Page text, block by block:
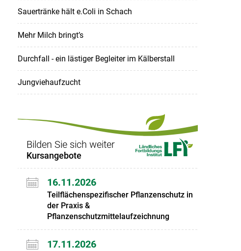
Sauertränke hält e.Coli in Schach
Mehr Milch bringt’s
Durchfall - ein lästiger Begleiter im Kälberstall
Jungviehaufzucht
Bilden Sie sich weiter
Kursangebote
16.11.2026
Teilflächenspezifischer Pflanzenschutz in
der Praxis &
Pflanzenschutzmittelaufzeichnung
17.11.2026